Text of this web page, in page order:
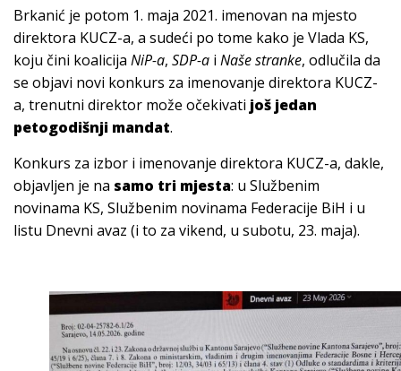
Brkanić je potom 1. maja 2021. imenovan na mjesto
direktora KUCZ-a, a sudeći po tome kako je Vlada KS,
koju čini koalicija NiP-a, SDP-a i Naše stranke, odlučila da
se objavi novi konkurs za imenovanje direktora KUCZ-
a, trenutni direktor može očekivati još jedan
petogodišnji mandat.
Konkurs za izbor i imenovanje direktora KUCZ-a, dakle,
objavljen je na samo tri mjesta: u Službenim
novinama KS, Službenim novinama Federacije BiH i u
listu Dnevni avaz (i to za vikend, u subotu, 23. maja).